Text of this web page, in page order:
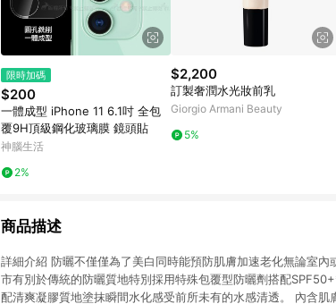
限時加碼
$200
一體成型 iPhone 11 6.1吋 全包
覆9H頂級鋼化玻璃膜 鏡頭貼
神腦生活
2%
$2,200
訂製奢潤水光妝前乳
Giorgio Armani Beauty
5%
商品描述
詳細介紹 防曬不僅僅為了美白同時能預防肌膚加速老化無論室
市有別於傳統的防曬質地特別採用特殊包覆型防曬劑搭配
配清爽凝膠質地塗抹瞬間水化感受前所未有的水感清透。 內含